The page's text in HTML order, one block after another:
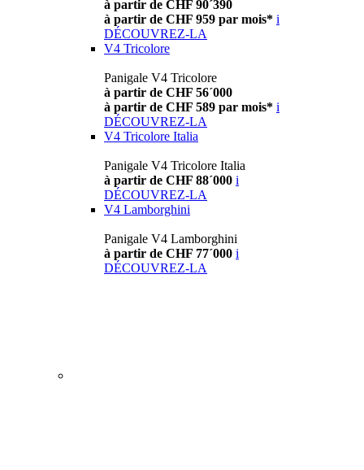
à partir de CHF 90´390
à partir de CHF 959 par mois* i
DÉCOUVREZ-LA
V4 Tricolore
Panigale V4 Tricolore
à partir de CHF 56´000
à partir de CHF 589 par mois* i
DÉCOUVREZ-LA
V4 Tricolore Italia
Panigale V4 Tricolore Italia
à partir de CHF 88´000 i
DÉCOUVREZ-LA
V4 Lamborghini
Panigale V4 Lamborghini
à partir de CHF 77´000 i
DÉCOUVREZ-LA